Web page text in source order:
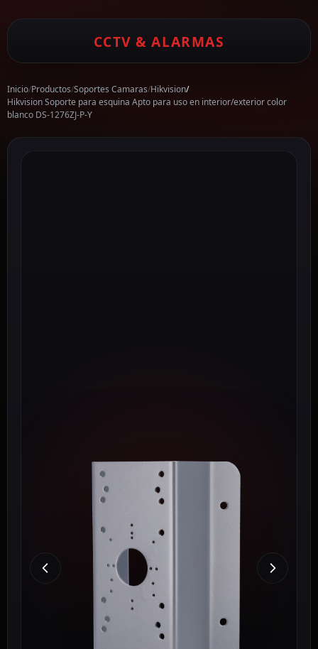
CCTV & ALARMAS
Inicio/Productos/Soportes Camaras/Hikvision/
Hikvision Soporte para esquina Apto para uso en interior/exterior color
blanco DS-1276ZJ-P-Y